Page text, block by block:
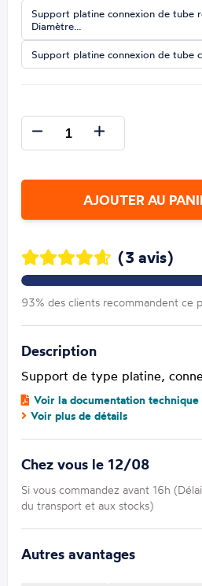
Support platine connexion de tube
Diamètre…
Support platine connexion de tube
AJOUTER AU
(3 avis)
93% des clients recommandent ce
Description
Support de type platine,
Voir la documentation technique
Voir plus de détails
Chez vous le 12/08
Si vous commandez avant 16h
du transport et aux stocks)
Autres avantages